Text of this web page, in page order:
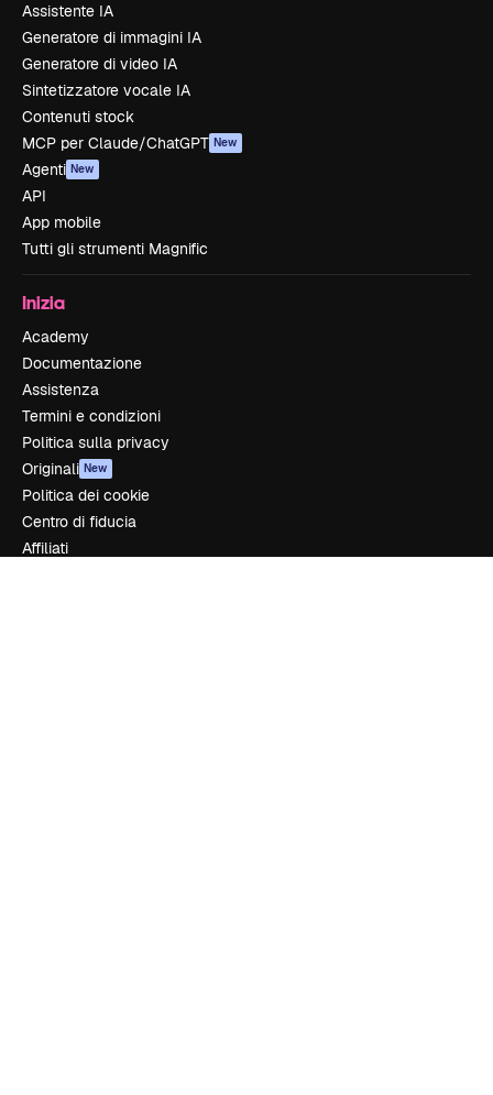
Assistente IA
Generatore di immagini IA
Generatore di video IA
Sintetizzatore vocale IA
Contenuti stock
MCP per Claude/ChatGPT New
Agenti New
API
App mobile
Tutti gli strumenti Magnific
Inizia
Academy
Documentazione
Assistenza
Termini e condizioni
Politica sulla privacy
Originali New
Politica dei cookie
Centro di fiducia
Affiliati